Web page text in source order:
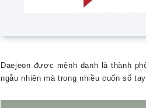
Daejeon được mệnh danh là thành
ngẫu nhiên mà trong nhiều cuốn sổ